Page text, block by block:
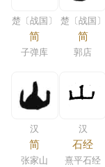
楚〔战国〕
简
子弹库
楚〔战国〕
简
郭店
汉
简
张家山
汉
石经
熹平石经